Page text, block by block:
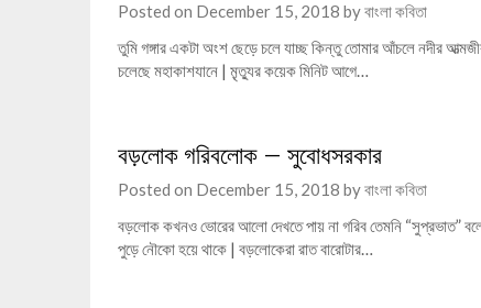
Posted on December 15, 2018 byবাংলা কবিতা
তুমি গঙ্গার একটা অংশ ছেড়ে চলে যাচ্ছ কিন্তু তোমার আঁচলে নদীর
চলেছে মহাকাশযানে | ম়ৃত্যুর কয়েক মিনিট আগে…
বড়লোক গরিবলোক – সুবোধসরকার
Posted on December 15, 2018 byবাংলা কবিতা
বড়লোক কখনও ভোরের আলো দেখতে পায় না গরিব তেমনি “সুপ্রভাত”
পুড়ে নৌকো হয়ে থাকে | বড়লোকেরা রাত বারোটার…